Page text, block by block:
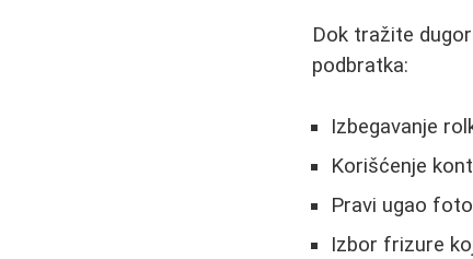
Dok tražite
podbratka:
Izbegavanje
Korišćenje
Pravi ugao
Izbor frizure